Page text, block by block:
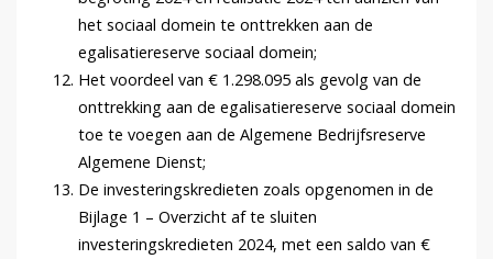
het sociaal domein te onttrekken aan de
egalisatiereserve sociaal domein;
Het voordeel van € 1.298.095 als gevolg van de
onttrekking aan de egalisatiereserve sociaal domein
toe te voegen aan de Algemene Bedrijfsreserve
Algemene Dienst;
De investeringskredieten zoals opgenomen in de
Bijlage 1 – Overzicht af te sluiten
investeringskredieten 2024, met een saldo van €